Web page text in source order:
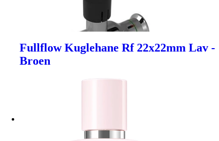
Fullflow Kuglehane Rf 22x22mm Lav -
Broen